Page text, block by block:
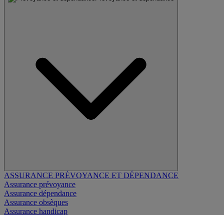
ASSURANCE PRÉVOYANCE ET DÉPENDANCE
Assurance prévoyance
Assurance dépendance
Assurance obsèques
Assurance handicap